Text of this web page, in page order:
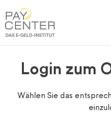
Login zum
Wählen Sie das